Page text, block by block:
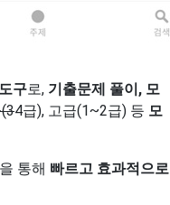
구로, 기출문제 풀이, 모
4급), 고급(1~2급) 등 모
통해 빠르고 효과적으로